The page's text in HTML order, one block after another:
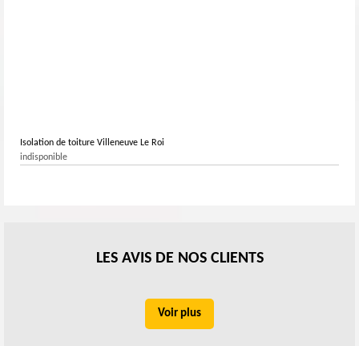
Isolation de toiture Villeneuve Le Roi
indisponible
LES AVIS DE NOS CLIENTS
Voir plus